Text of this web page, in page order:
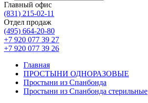
Главный офис
(831) 215-02-11
Отдел продаж
(495) 664-20-80
+7 920 077 39 27
+7 920 077 39 26
Главная
ПРОСТЫНИ ОДНОРАЗОВЫЕ
Простыни из Спанбонда
Простыни из Спанбонда cтерильные